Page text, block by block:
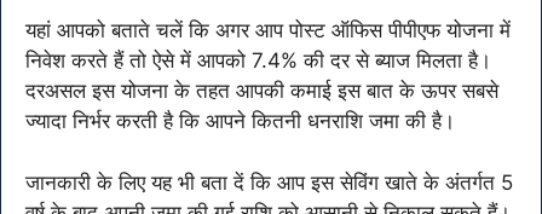
यहां आपको बताते चलें कि अगर आप पोस्ट ऑफिस पीपीएफ योजना में
निवेश करते हैं तो ऐसे में आपको 7.4% की दर से ब्याज मिलता है।
दरअसल इस योजना के तहत आपकी कमाई इस बात के ऊपर सबसे
ज्यादा निर्भर करती है कि आपने कितनी धनराशि जमा की है। ‌
जानकारी के लिए यह भी बता दें कि आप इस सेविंग खाते के अंतर्गत 5